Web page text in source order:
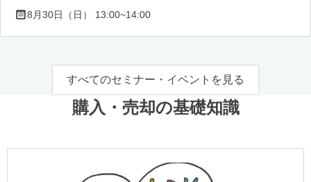
8月30日（日） 13:00~14:00
すべてのセミナー・イベントを見る
購入・売却の基礎知識